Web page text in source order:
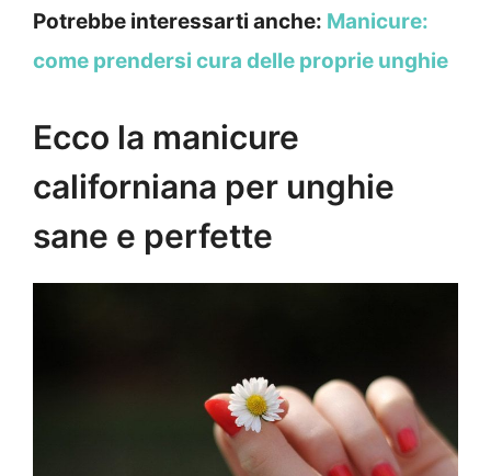
Potrebbe interessarti anche: Manicure:
come prendersi cura delle proprie unghie
Ecco la manicure
californiana per unghie
sane e perfette